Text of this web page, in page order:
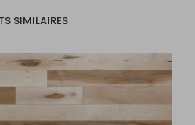
SIMILAIRES